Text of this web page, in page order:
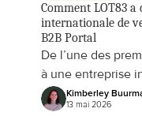
Comment LOT83
internationale de
B2B Portal
De l’une des
à une entreprise
en forte
d’Orderchamp
Kimberley
13 mai 2026